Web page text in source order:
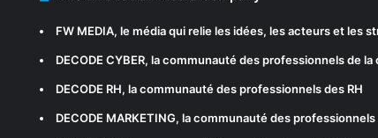
FW MEDIA, le média qui relie les idées, les acteurs et les
DECODE CYBER, la communauté des professionnels de
DECODE RH, la communauté des professionnels des RH
DECODE MARKETING, la communauté des